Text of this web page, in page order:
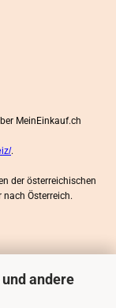
andere
MeinEinkauf.ch
.
der österreichischen
Österreich.